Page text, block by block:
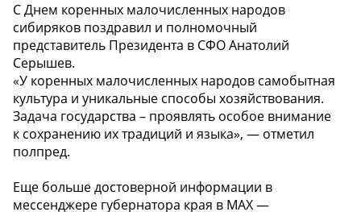
С Днем коренных малочисленных народов
сибиряков поздравил и полномочный
представитель Президента в СФО Анатолий
Серышев.
«У коренных малочисленных народов самобытная
культура и уникальные способы хозяйствования.
Задача государства – проявлять особое внимание
к сохранению их традиций и языка», — отметил
полпред.
Еще больше достоверной информации в
мессенджере губернатора края в МАХ —